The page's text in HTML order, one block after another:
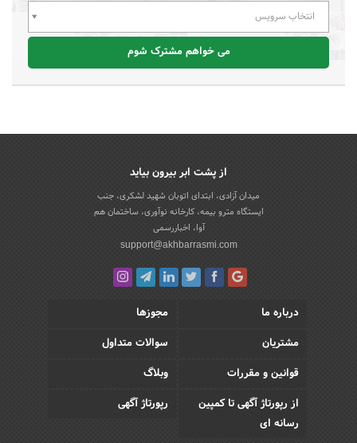
انتخاب سرویس
می خواهم مشترک شوم
از پشت ابر بیرون بیاید
میدان آزادی، ابتدای اتوبان شهید لشکری، جنب
ایستگاه مترو بیمه، کارخانه نوآوری، ساختمان هم
آوا، اخباررسمی
support@akhbarrasmi.com
درباره ما
مجوزها
مشتریان
سوالات متداول
قوانین و مقررات
وبلاگ
از رپورتاژ آگهی تا کمپین
رسانه ای
رپورتاژ آگهی